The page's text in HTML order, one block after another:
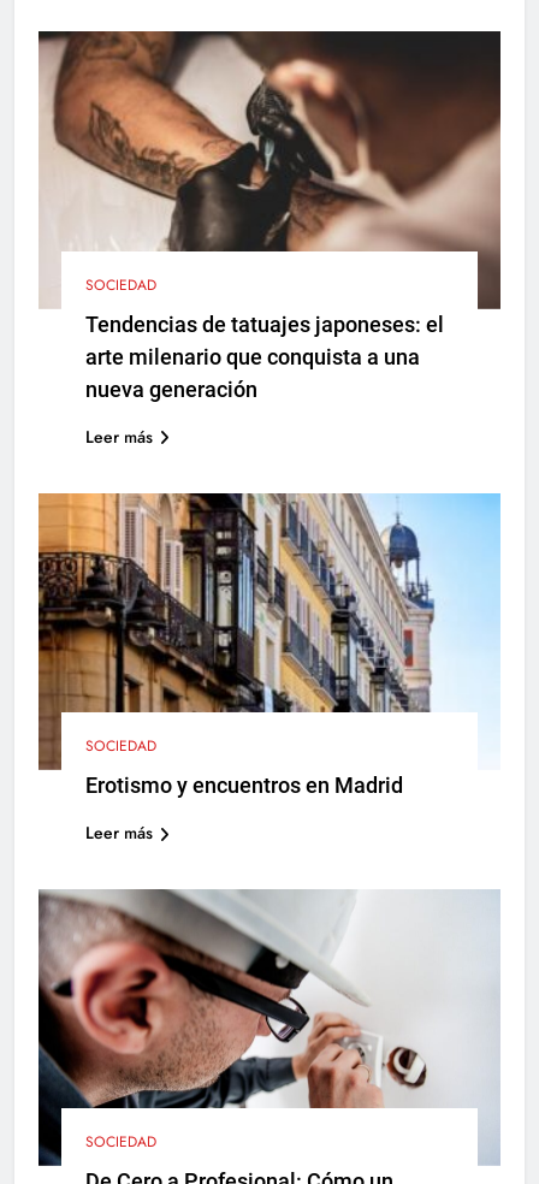
SOCIEDAD
Tendencias de tatuajes japoneses: el
arte milenario que conquista a una
nueva generación
Leer más
SOCIEDAD
Erotismo y encuentros en Madrid
Leer más
SOCIEDAD